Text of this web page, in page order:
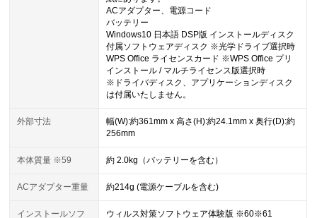
ACアダプター、電源コード
バッテリー
Windows10 日本語 DSP版 インストールディスク
付属ソフトウェアディスク ※光学ドライブ選択時
WPS Office ライセンスカード ※WPS Office プリ
インストール / マルチライセンス版選択時
※ドライバディスク、アプリケーションディスク
は付属いたしません。
外部寸法
幅(W):約361mm x 高さ(H):約24.1mm x 奥行(D):約
256mm
本体質量 ※59 約 2.0kg（バッテリーを含む）
ACアダプター重量 約214g (電源ケーブルを含む)
インストールソフ
ウィルス対策ソフトウェア体験版 ※60※61